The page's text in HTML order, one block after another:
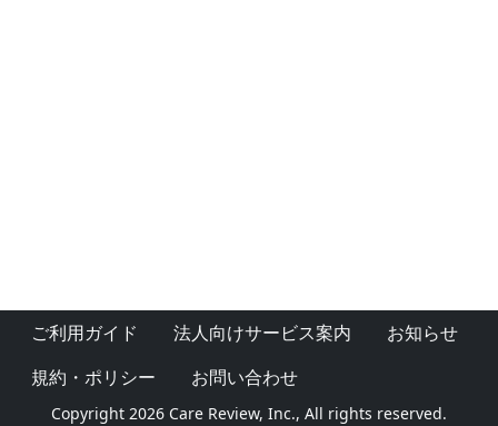
ご利用ガイド 法人向けサービス案内
お知らせ
規約・ポリシー
お問い合わせ
Copyright 2026 Care Review, Inc., All rights reserved.